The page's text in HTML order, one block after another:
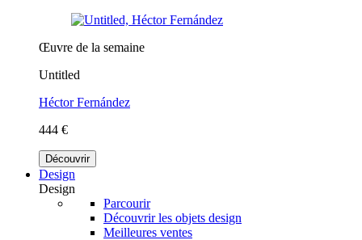
Œuvre de la semaine
Untitled
Héctor Fernández
444 €
Découvrir
Design
Design
Parcourir
Découvrir les objets design
Meilleures ventes